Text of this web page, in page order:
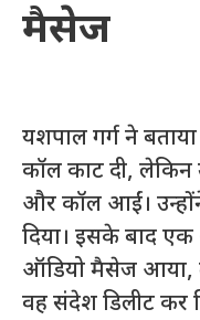
मैसेज
यशपाल गर्ग ने
कॉल काट दी, लेकिन
और कॉल आईं।
दिया। इसके बाद
ऑडियो मैसेज आया,
वह संदेश डिलीट कर